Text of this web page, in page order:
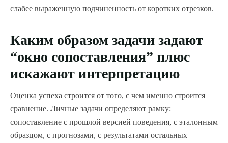
слабее выраженную подчиненность от коротких отрезков.
Каким образом задачи задают
“окно сопоставления” плюс
искажают интерпретацию
Оценка успеха строится от того, с чем именно строится
сравнение. Личные задачи определяют рамку:
сопоставление с прошлой версией поведения, с эталонным
образцом, с прогнозами, с результатами остальных